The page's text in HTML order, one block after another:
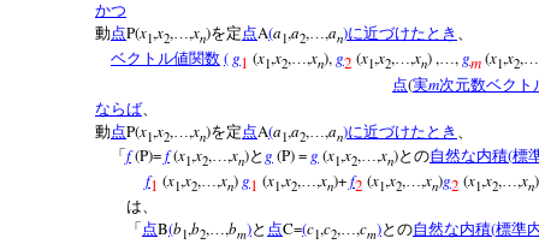
かつ
動点P(x1,x2,…,xn)を定点A(a1,a2,…,an)に近づけたとき 、
ベクトル値関数 ( g1 (x1,x2, ,xn), g2 (x1,x2, ,xn) , , gm(x1,x2,
点(実m次元数ベクト
ならば
動点P(x1,x2, ,xn)を定 点A(a1,a2, ,an)に近づけたとき
「 f(P)=f(x1,x2,…,xn)と g (P) = g (x1,x2,…,xn)との自然な内積(標
f1 (x1,x2, ,xn) g1 (x1,x2, ,xn)+f2 (x1,x2, ,xn)g2 (x1,x2, ,xn
は、
「 点B(b1,b2,…,bm)と 点C=(c1,c2,…,cm)との自然な内積(標準